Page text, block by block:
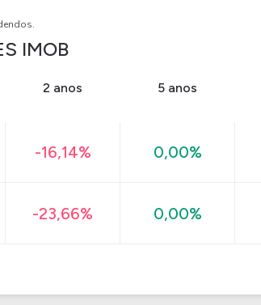
IMOB
2 anos 5 anos
-16,14% 0,00%
-23,66% 0,00%